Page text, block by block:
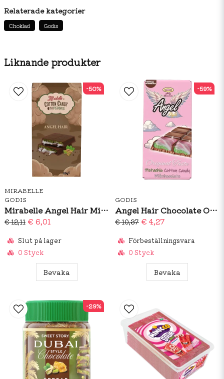
Liknande produkter
MIRABELLE
GODIS
Mirabelle Angel Hair Milkchocolate 80g
€ 12,11 € 6,01
Slut på lager
0 Styck
Bevaka
-50%
GODIS
Angel Hair Chocolate Original Taste 100g
€ 10,37 € 4,27
Förbeställningsvara
0 Styck
Bevaka
-59%
-29%
klorofyller och klorofylliner E141, gurkmeja),
emulgeringsmedel(solroslecitin)], Pismaniye (20%)
(Turkisk sockervadd)
surhetsreglerandemedel (citronsyra)].
Näringsinformationper 100 gEnergi2284 kJ / 547
kcal Fett31 gvarav mättat fett25 gKolhydrat64 gvarav
sockerarter43 gProtein2.9 gSalt0,06 g
Relaterade kategorier
Choklad Godis